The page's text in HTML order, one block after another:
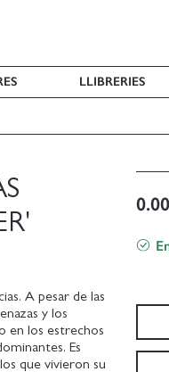
LLIBRERIES
A pesar de las
y los
en los estrechos
Es
que vivieron su